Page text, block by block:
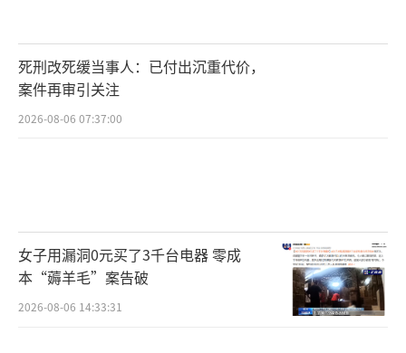
死刑改死缓当事人：已付出沉重代价，
案件再审引关注
2026-08-06 07:37:00
女子用漏洞0元买了3千台电器 零成
本“薅羊毛”案告破
2026-08-06 14:33:31